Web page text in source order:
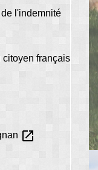
l'indemnité
citoyen français
open_in_new